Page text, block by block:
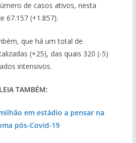
de casos ativos, nesta
67.157 (+1.857).
que há um total de
(+25), das quais 320 (-5)
intensivos.
LEIA TAMBÉM:
em estádio a pensar na
pós-Covid-19